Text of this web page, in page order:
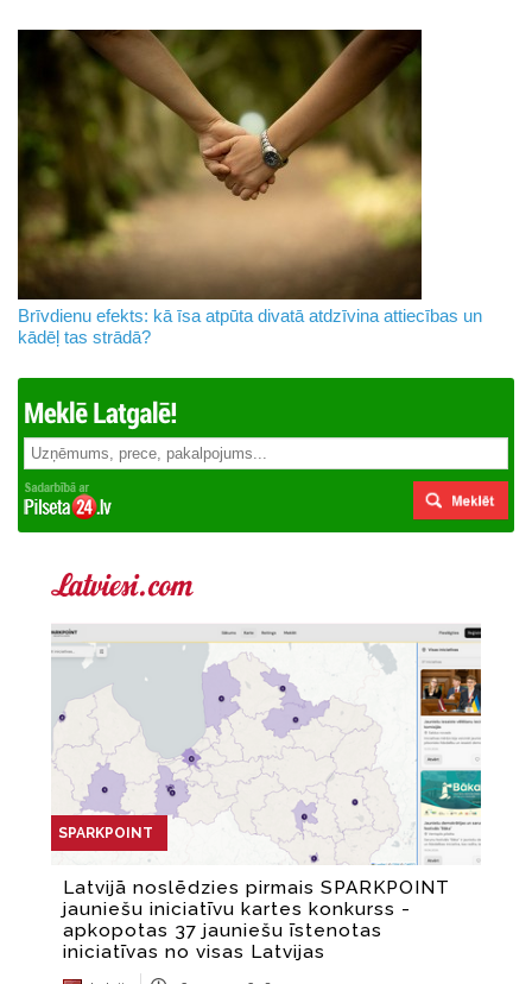
Brīvdienu efekts: kā īsa atpūta divatā atdzīvina attiecības un
kādēļ tas strādā?